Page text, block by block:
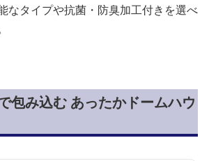
なタイプや抗菌・防臭加工付きを選べ
包み込む あったかドームハウ